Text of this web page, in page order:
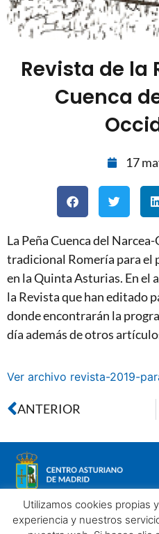
Revista de la
Cuenca
17
La Peña Cuenca del
tradicional Romería para el
en la Quinta Asturias. En el
la Revista que han editado
donde encontrarán la
día además de otros
Ver archivo revista-2019-
ANTERIOR
Utilizamos cookies propias
experiencia y nuestros